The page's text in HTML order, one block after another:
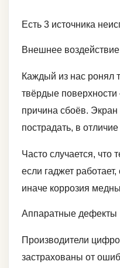
Есть 3 источника
Внешнее воздействие
Каждый из нас ронял
твёрдые
причина сбоёв. Экран
пострадать, в
Часто случается, что
если гаджет
иначе коррозия
Аппаратные дефекты
Производители
застрахованы от